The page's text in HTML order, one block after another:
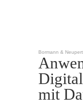
Bormann &
mit